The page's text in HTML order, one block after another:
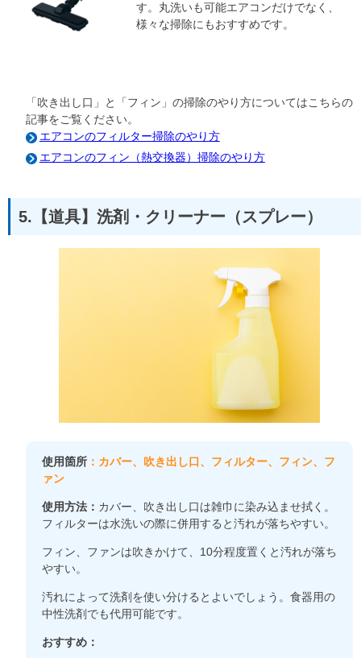
す。丸洗いも可能エアコンだけでなく、
様々な掃除にもおすすめです。
「吹き出し口」と「フィン」の掃除のやり方についてはこちらの
記事をご覧ください。
エアコンのフィルター掃除のやり方
エアコンのフィン（熱交換器）掃除のやり方
5.【道具】洗剤・クリーナー（スプレー）
使用箇所 ：カバー、吹き出し口、フィルター、フィン、フ
ァン
使用方法： カバー、吹き出し口は雑巾に染み込ませ拭く。
フィルターは水洗いの際に併用すると汚れが落ちやすい。
フィン、ファンは吹きかけて、10分程度置くと汚れが落ち
やすい。
汚れによって洗剤を使い分けるとよいでしょう。食器用の
中性洗剤でも代用可能です。
おすすめ：